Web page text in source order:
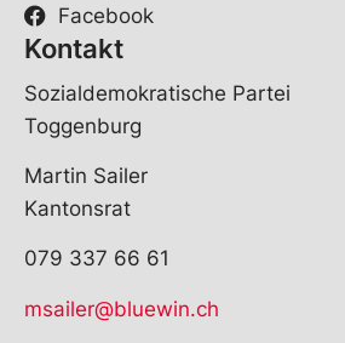
Facebook
Kontakt
Sozialdemokratische Partei
Toggenburg
Martin Sailer
Kantonsrat
079 337 66 61
msailer@bluewin.ch